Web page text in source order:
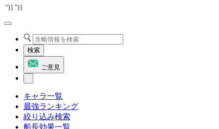
"}] "}]
検索
ご意見
キャラ一覧
最強ランキング
絞り込み検索
船長効果一覧